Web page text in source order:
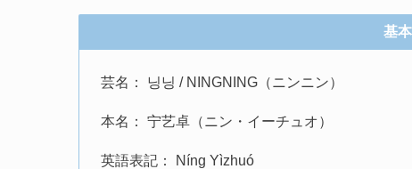
基
芸名： 닝닝 / NINGNING（ニンニン）
本名： 宁艺卓（ニン・イーチュオ）
英語表記： Níng Yìzhuó